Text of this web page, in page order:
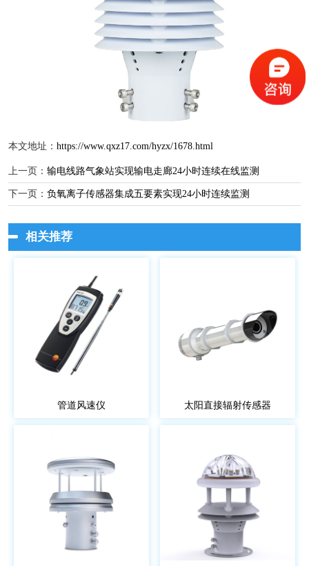
本文地址： https://www.qxz17.com/hyzx/1678.html
上一页： 输电线路气象站实现输电走廊24小时连续在线监测
下一页： 负氧离子传感器集成五要素实现24小时连续监测
相关推荐
管道风速仪 太阳直接辐射传感器